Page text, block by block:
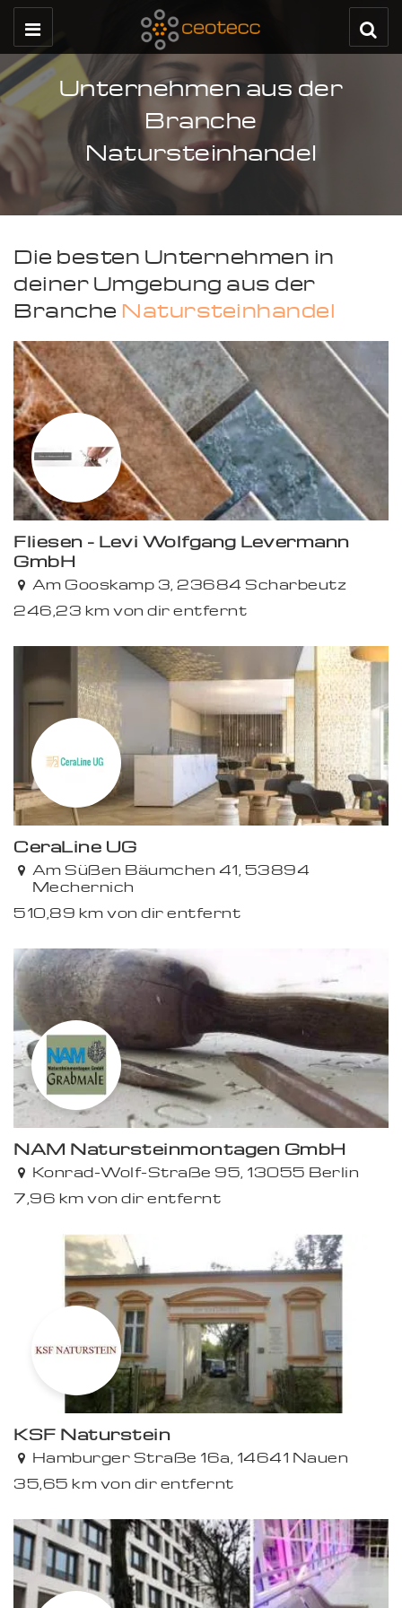
Unternehmen aus der
Branche
Natursteinhandel
Die besten Unternehmen in
deiner Umgebung aus der
Branche Natursteinhandel
Premium
Fliesen - Levi Wolfgang Levermann
GmbH
Am Gooskamp 3, 23684 Scharbeutz
246,23 km von dir entfernt
Premium
CeraLine UG
Am Süßen Bäumchen 41, 53894
Mechernich
510,89 km von dir entfernt
NAM Natursteinmontagen GmbH
Konrad-Wolf-Straße 95, 13055 Berlin
7,96 km von dir entfernt
KSF Naturstein
Hamburger Straße 16a, 14641 Nauen
35,65 km von dir entfernt